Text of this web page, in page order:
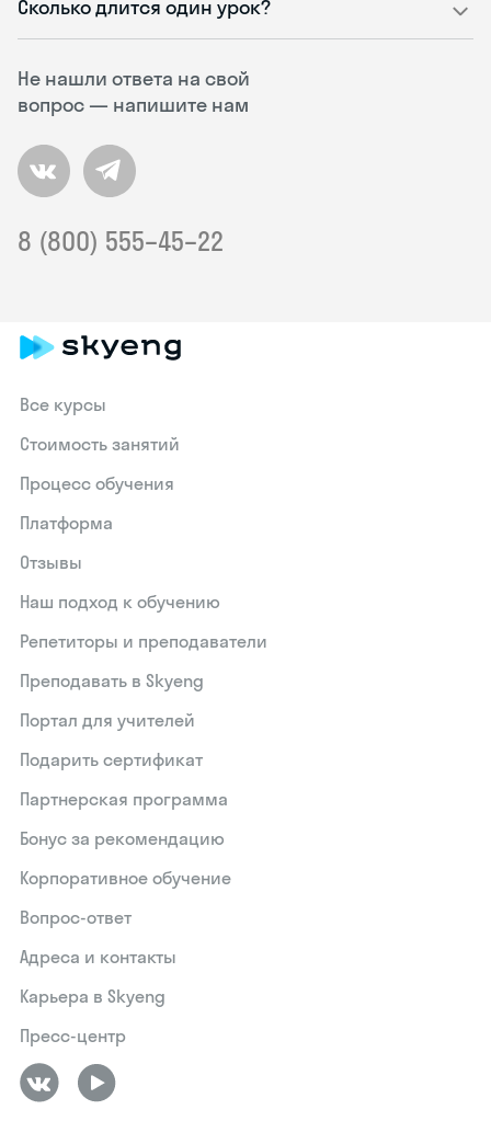
Не нашли ответа на свой
вопрос — напишите нам
8 (800) 555–45–22
Сколько длится один урок?
Все курсы
Стоимость занятий
Процесс обучения
Платформа
Отзывы
Наш подход к обучению
Репетиторы и преподаватели
Преподавать в Skyeng
Портал для учителей
Подарить сертификат
Партнерская программа
Бонус за рекомендацию
Корпоративное обучение
Вопрос-ответ
Адреса и контакты
Карьера в Skyeng
Пресс-центр